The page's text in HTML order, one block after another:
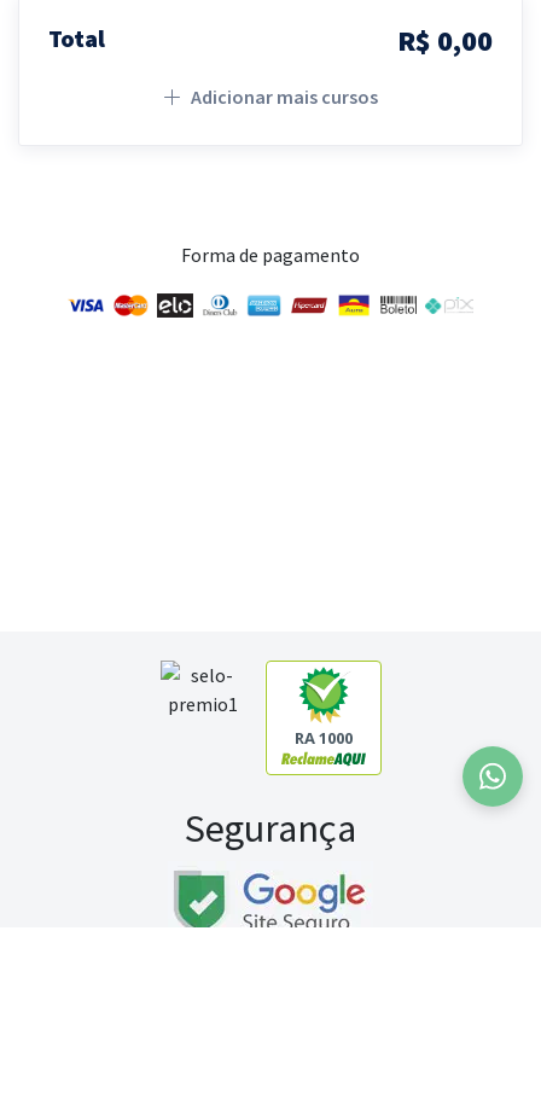
Total R$ 0,00
Adicionar mais cursos
Forma de pagamento
RA 1000
Segurança